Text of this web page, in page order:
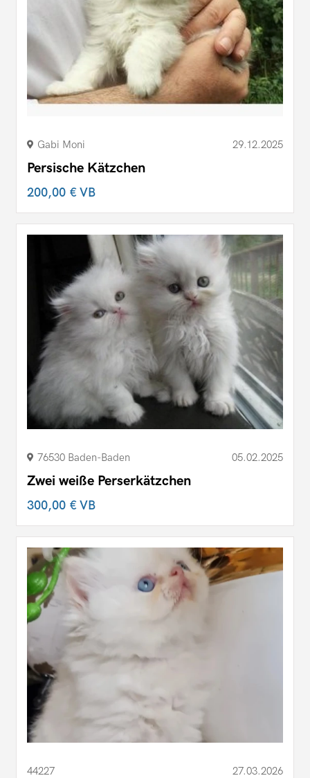
Gabi Moni 29.12.2025
Persische Kätzchen
200,00 €VB
76530 Baden-Baden 05.02.2025
Zwei weiße Perserkätzchen
300,00 €VB
44227 27.03.2026